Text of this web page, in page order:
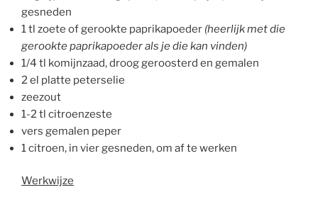
gesneden
1 tl zoete of gerookte paprikapoeder (heerlijk met die
gerookte paprikapoeder als je die kan vinden)
1/4 tl komijnzaad, droog geroosterd en gemalen
2 el platte peterselie
zeezout
1-2 tl citroenzeste
vers gemalen peper
1 citroen, in vier gesneden, om af te werken
Werkwijze